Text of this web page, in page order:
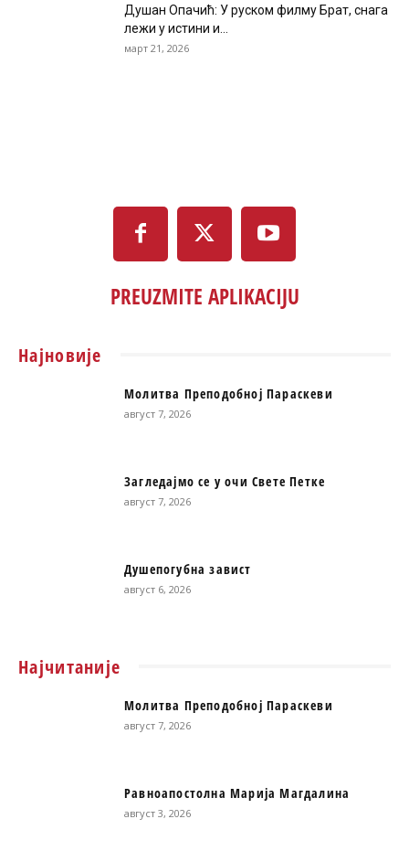
Душан Опачић: У руском филму Брат, снага
лежи у истини и...
март 21, 2026
PREUZMITE APLIKACIJU
Најновије
Молитва Преподобној Параскеви
август 7, 2026
Загледајмо се у очи Свете Петке
август 7, 2026
Душепогубна завист
август 6, 2026
Најчитаније
Молитва Преподобној Параскеви
август 7, 2026
Равноапостолна Марија Магдалина
август 3, 2026